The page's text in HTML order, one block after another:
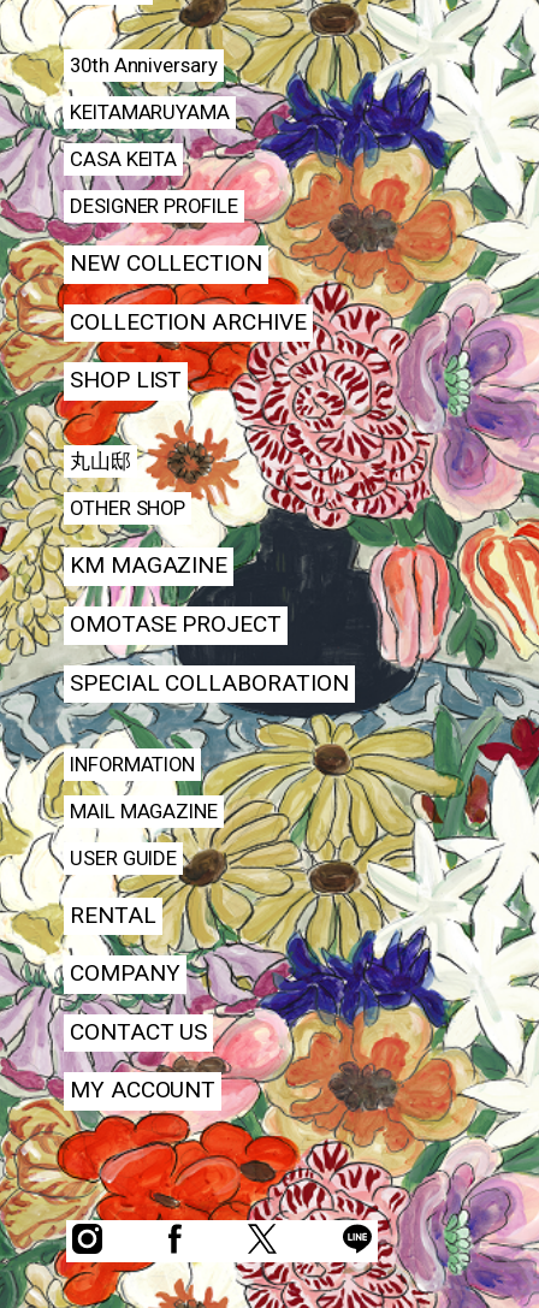
30th Anniversary
KEITAMARUYAMA
CASA KEITA
DESIGNER PROFILE
NEW COLLECTION
COLLECTION ARCHIVE
SHOP LIST
丸山邸
OTHER SHOP
KM MAGAZINE
OMOTASE PROJECT
SPECIAL COLLABORATION
INFORMATION
MAIL MAGAZINE
USER GUIDE
RENTAL
COMPANY
CONTACT US
MY ACCOUNT